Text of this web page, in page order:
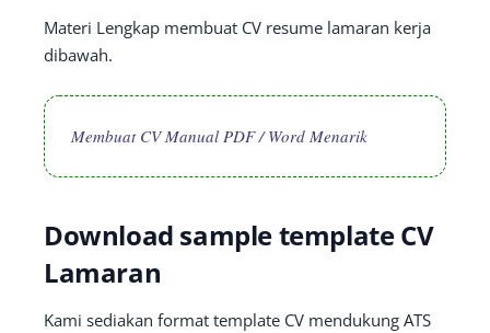
Materi Lengkap membuat CV resume lamaran kerja
dibawah.
Membuat CV Manual PDF / Word Menarik
Download sample template CV
Lamaran
Kami sediakan format template CV mendukung ATS